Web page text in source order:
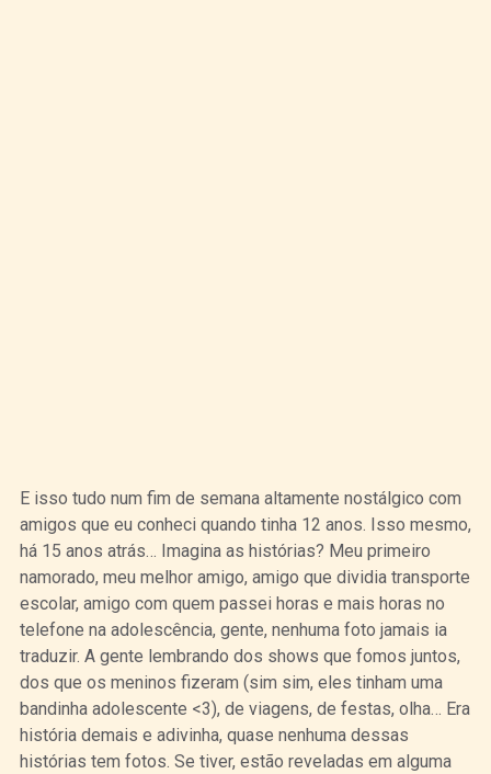
E isso tudo num fim de semana altamente nostálgico com
amigos que eu conheci quando tinha 12 anos. Isso mesmo,
há 15 anos atrás… Imagina as histórias? Meu primeiro
namorado, meu melhor amigo, amigo que dividia transporte
escolar, amigo com quem passei horas e mais horas no
telefone na adolescência, gente, nenhuma foto jamais ia
traduzir. A gente lembrando dos shows que fomos juntos,
dos que os meninos fizeram (sim sim, eles tinham uma
bandinha adolescente <3), de viagens, de festas, olha… Era
história demais e adivinha, quase nenhuma dessas
histórias tem fotos. Se tiver, estão reveladas em alguma